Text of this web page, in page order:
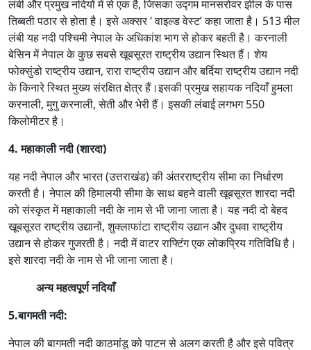
लंबी और प्रमुख नदियों में से एक है, जिसका उद्गम मानसरोवर झील के पास
तिब्बती पठार से होता है। इसे अक्सर ‘ वाइल्ड वेस्ट’ कहा जाता है। 513 मील
लंबी यह नदी पश्चिमी नेपाल के अधिकांश भाग से होकर बहती है। करनाली
बेसिन में नेपाल के कुछ सबसे खूबसूरत राष्ट्रीय उद्यान स्थित हैं। शेय
फोक्सुंडो राष्ट्रीय उद्यान, रारा राष्ट्रीय उद्यान और बर्दिया राष्ट्रीय उद्यान नदी
के किनारे स्थित मुख्य संरक्षित क्षेत्र हैं।इसकी प्रमुख सहायक नदियाँ हुमला
करनाली, मुगु करनाली, सेती और भेरी हैं। इसकी लंबाई लगभग 550
किलोमीटर है।
4. महाकाली नदी (शारदा)
यह नदी नेपाल और भारत (उत्तराखंड) की अंतरराष्ट्रीय सीमा का निर्धारण
करती है। नेपाल की हिमालयी सीमा के साथ बहने वाली खूबसूरत शारदा नदी
को संस्कृत में महाकाली नदी के नाम से भी जाना जाता है। यह नदी दो बेहद
खूबसूरत राष्ट्रीय उद्यानों, शुक्लाफांटा राष्ट्रीय उद्यान और दुधवा राष्ट्रीय
उद्यान से होकर गुजरती है। नदी में वाटर राफ्टिंग एक लोकप्रिय गतिविधि है।
इसे शारदा नदी के नाम से भी जाना जाताहै।
अन्य महत्वपूर्ण नदियाँ
5.बागमती नदी:
नेपाल की बागमती नदी काठमांडू को पाटन से अलग करती है और इसे पवित्र